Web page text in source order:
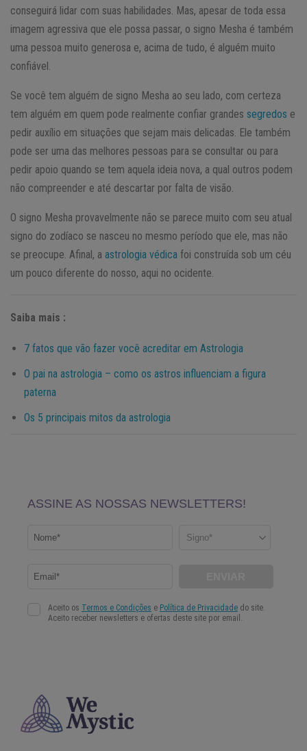
conseguirá lidar com suas habilidades. Mas, apesar de toda essa
imagem agressiva que ele possa passar, o signo Mesha é também
uma pessoa muito generosa e, acima de tudo, é alguém muito
confiável.
Se você tem alguém de signo Mesha ao seu lado, com certeza
tem alguém em quem pode realmente confiar grandes segredos e
pedir auxílio em situações que sejam mais delicadas. Ele também
pode ser uma das melhores pessoas para se consultar ou para
pedir apoio quando se tem aquela ideia nova, a qual outros podem
não compreender e até descartar por falta de visão.
O signo Mesha provavelmente não se parece muito com seu atual
signo do zodíaco se nasceu no mesmo período que ele, mas não
se preocupe. Afinal, a astrologia védica foi construída sob um céu
um pouco diferente do nosso, aqui no ocidente.
Saiba mais :
7 fatos que vão fazer você acreditar em Astrologia
O pai na astrologia – como os astros influenciam a figura
paterna
Os 5 principais mitos da astrologia